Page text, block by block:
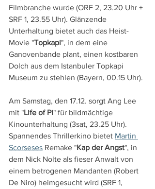
Filmbranche wurde (ORF 2, 23.20 Uhr +
SRF 1, 23.55 Uhr). Glänzende
Unterhaltung bietet auch das Heist-
Movie "Topkapi", in dem eine
Ganovenbande plant, einen kostbaren
Dolch aus dem Istanbuler Topkapi
Museum zu stehlen (Bayern, 00.15 Uhr).
Am Samstag, den 17.12. sorgt Ang Lee
mit "Life of Pi" für bildmächtige
Kinounterhaltung (3sat, 23.25 Uhr).
Spannendes Thrillerkino bietet Martin
Scorseses Remake "Kap der Angst", in
dem Nick Nolte als fieser Anwalt von
einem betrogenen Mandanten (Robert
De Niro) heimgesucht wird (SRF 1,